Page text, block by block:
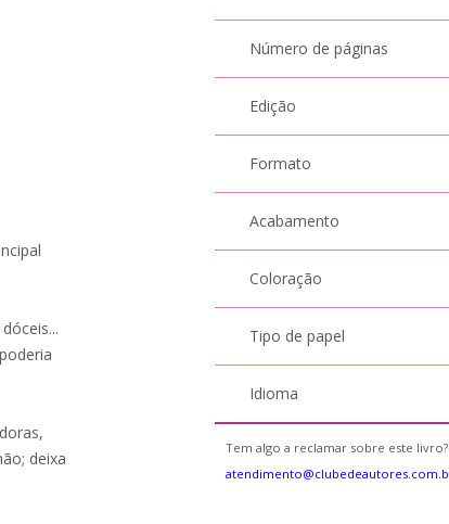
deixa
Número de páginas
Edição
Formato
Acabamento
Coloração
Tipo de papel
Idioma
Tem algo a reclamar sobre este